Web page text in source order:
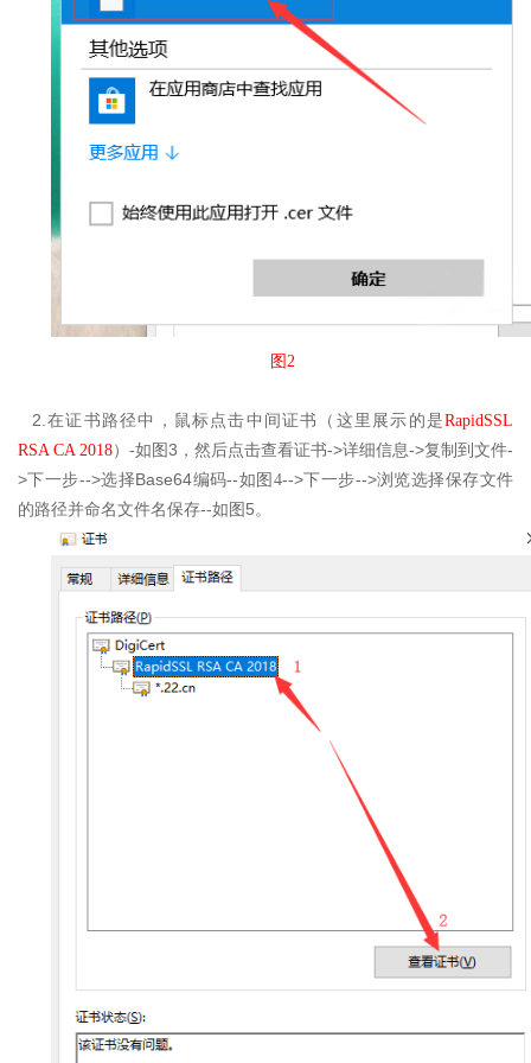
图2
2. 在证书路径中，鼠标点击中间证书（这里展示的是RapidSSL
RSA CA 2018） -如图3 ，然后点击查看证书->详细信息->复制到文件-
>下一步-->选择Base64编码--如图4-->下一步-->浏览选择保存文件
的路径并命名文件名保存--如图 5 。